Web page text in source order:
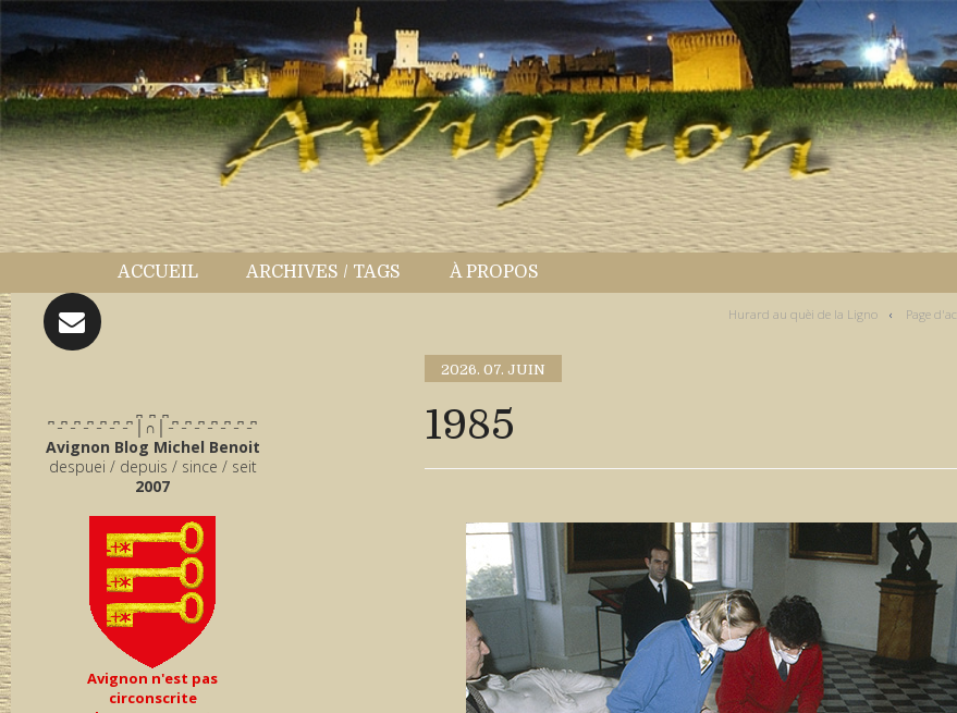
ACCUEIL ARCHIVES / TAGS À PROPOS
͆ ̵ ͆ ̵ ͆ ̵ ͆ ̵ ͆ ̵ ͆ ̵ ͆ │∩│ ̵ ͆ ̵ ͆ ̵ ͆ ̵ ͆ ̵ ͆ ̵ ͆ ̵ ͆
Avignon Blog Michel Benoit
despuei / depuis / since / seit
2007
Avignon n'est pas
circonscrite
Hurard au quèi de la Ligno Page
2026. 07. JUIN
1985